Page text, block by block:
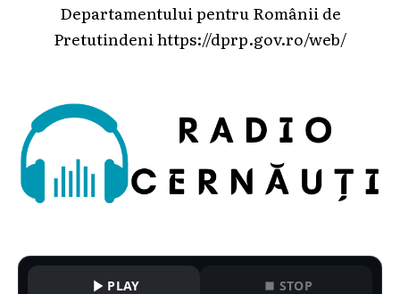
Departamentului pentru Românii de
Pretutindenihttps://dprp.gov.ro/web/
PLAY STOP